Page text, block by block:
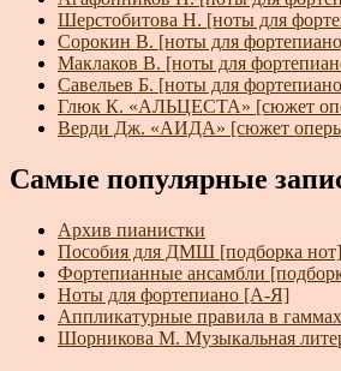
Шерстобитова Н. [ноты для
Сорокин В. [ноты для
Маклаков В. [ноты для
Савельев Б. [ноты для
Глюк К. «АЛЬЦЕСТА» [сюжет
Верди Дж. «АИДА» [сюжет
Самые популярные
Архив пианистки
Пособия для ДМШ [подборка нот]
Фортепианные ансамбли
Ноты для фортепиано [А-Я]
Аппликатурные правила в
Шорникова М. Музыкальная